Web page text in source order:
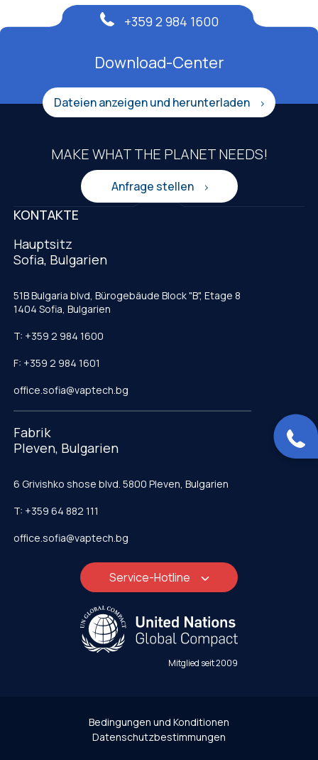
Download-Center
Dateien anzeigen und herunterladen
+359 2 984 1600
MAKE WHAT THE PLANET NEEDS!
Anfrage stellen
KONTAKTE
Hauptsitz
Sofia, Bulgarien
51B Bulgaria blvd, Bürogebäude Block "B", Etage 8
1404 Sofia, Bulgarien
T: +359 2 984 1600
F: +359 2 984 1601
office.sofia@vaptech.bg
Fabrik
Pleven, Bulgarien
6 Grivishko shose blvd. 5800 Pleven, Bulgarien
T: +359 64 882 111
office.sofia@vaptech.bg
Service-Hotline
Mitglied seit 2009
Bedingungen und Konditionen
Datenschutzbestimmungen